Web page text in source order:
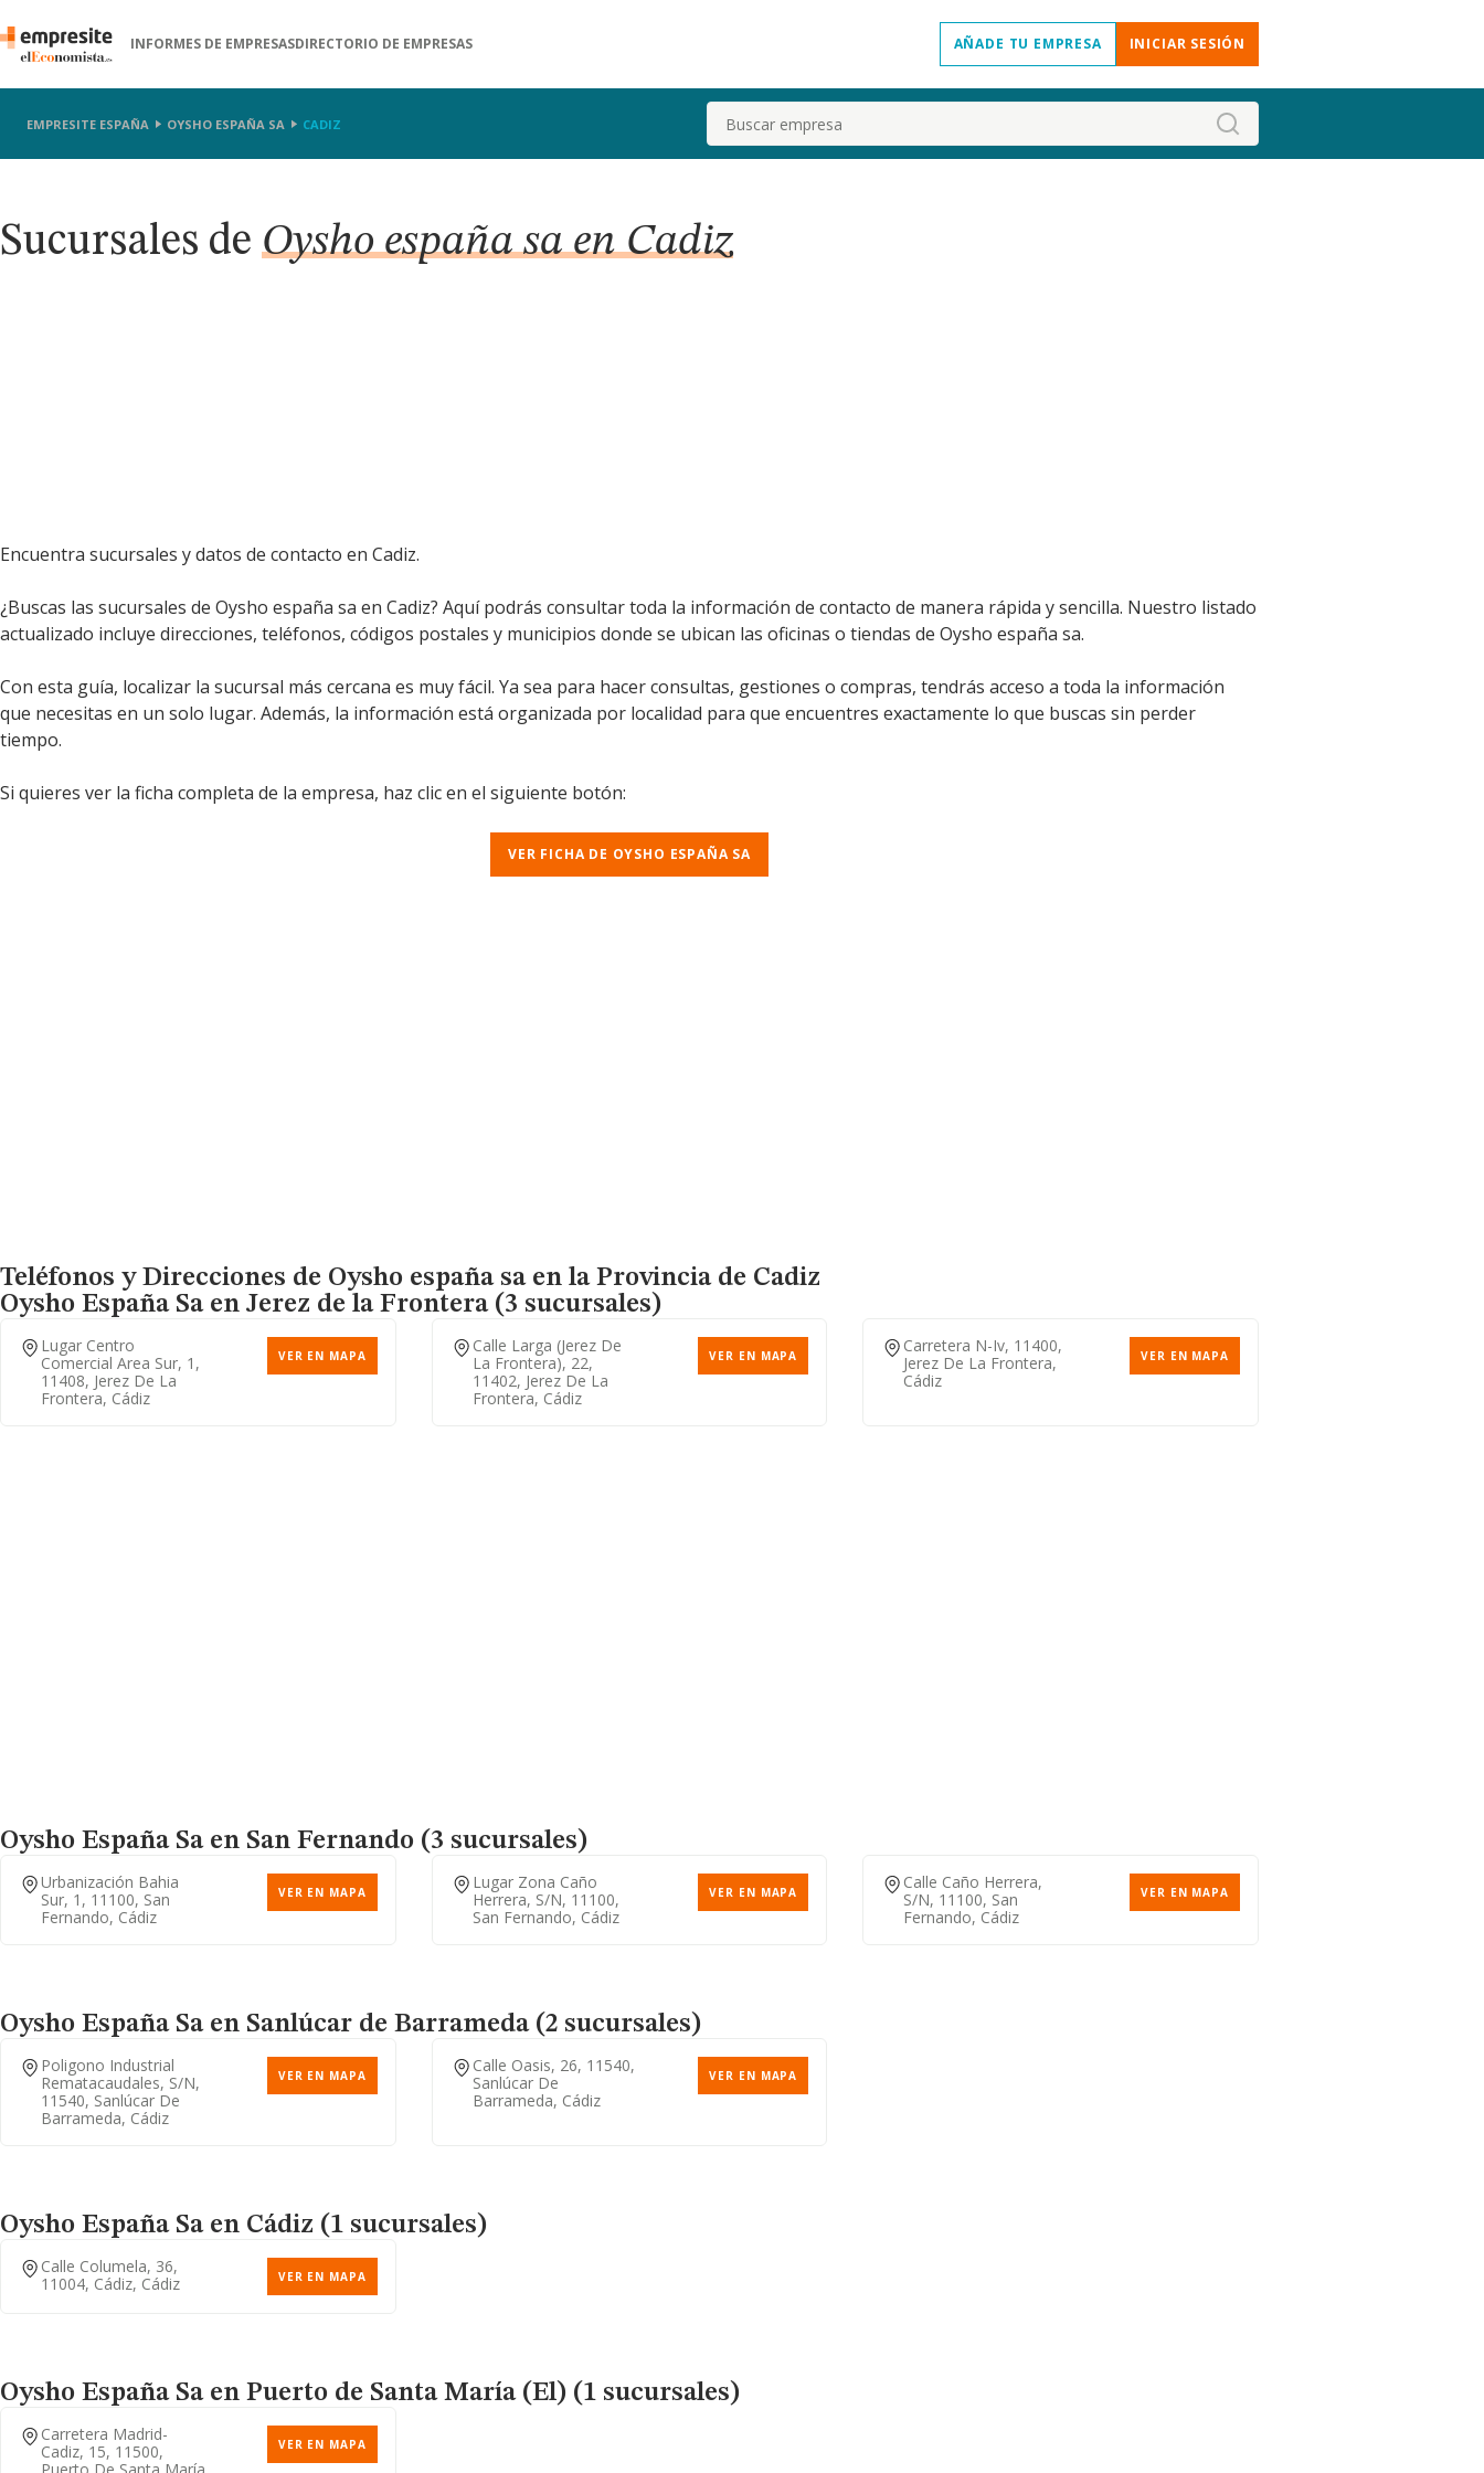
INFORMES DE EMPRESASDIRECTORIO DE EMPRESAS AÑADE TU EMPRESA INICIAR SESIÓN
EMPRESITE ESPAÑA OYSHO ESPAÑA SA CADIZ Buscar
Sucursales de Oysho españa sa en Cadiz
Encuentra sucursales y datos de contacto en Cadiz.
¿Buscas las sucursales de Oysho españa sa en Cadiz? Aquí podrás consultar toda la información de contacto de manera rápida y sencilla. Nuestro listado
actualizado incluye direcciones, teléfonos, códigos postales y municipios donde se ubican las oficinas o tiendas de Oysho españa sa.
Con esta guía, localizar la sucursal más cercana es muy fácil. Ya sea para hacer consultas, gestiones o compras, tendrás acceso a toda la información
que necesitas en un solo lugar. Además, la información está organizada por localidad para que encuentres exactamente lo que buscas sin perder
tiempo.
Si quieres ver la ficha completa de la empresa, haz clic en el siguiente botón:
VER FICHA DE OYSHO ESPAÑA SA
Teléfonos y Direcciones de Oysho españa sa en la Provincia de Cadiz
Oysho España Saen Jerez de la Frontera (3 sucursales)
Lugar Centro
Comercial Area Sur, 1,
11408, Jerez De La
Frontera, Cádiz
VER EN MAPA
Calle Larga (jerez De
La Frontera), 22,
11402, Jerez De La
Frontera, Cádiz
VER EN MAPA
Carretera N-Iv, 11400,
Jerez De La Frontera,
Cádiz
VER EN MAPA
Oysho España Saen San Fernando (3 sucursales)
Urbanización Bahia
Sur, 1, 11100, San
Fernando, Cádiz
VER EN MAPA
Lugar Zona Caño
Herrera, S/n, 11100,
San Fernando, Cádiz
VER EN MAPA
Calle Caño Herrera,
S/n, 11100, San
Fernando, Cádiz
VER EN MAPA
Oysho España Saen Sanlúcar de Barrameda (2 sucursales)
Poligono Industrial
Rematacaudales, S/n,
11540, Sanlúcar De
Barrameda, Cádiz
VER EN MAPA
Calle Oasis, 26, 11540,
Sanlúcar De
Barrameda, Cádiz
VER EN MAPA
Oysho España Saen Cádiz (1 sucursales)
Calle Columela, 36,
11004, Cádiz, Cádiz
VER EN MAPA
Oysho España Saen Puerto de Santa María (El) (1 sucursales)
Carretera Madrid-
Cadiz, 15, 11500,
VER EN MAPA